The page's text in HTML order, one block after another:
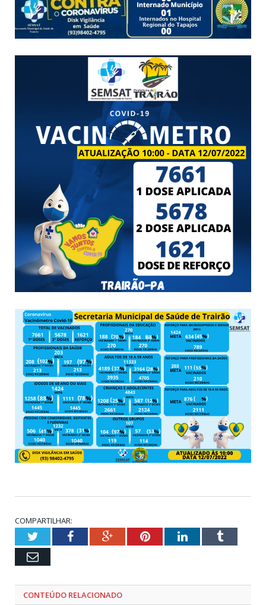
COMPARTILHAR:
TwitterFacebookGoogle+PinterestLinkedInTumblr
Email
CONTEÚDO RELACIONADO